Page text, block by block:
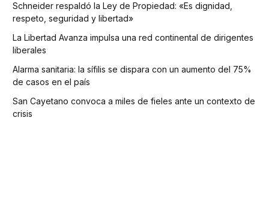
Schneider respaldó la Ley de Propiedad: «Es dignidad,
respeto, seguridad y libertad»
La Libertad Avanza impulsa una red continental de dirigentes
liberales
Alarma sanitaria: la sífilis se dispara con un aumento del 75%
de casos en el país
San Cayetano convoca a miles de fieles ante un contexto de
crisis